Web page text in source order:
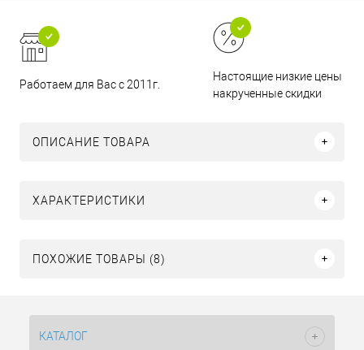
Работаем для Вас с 2011г.
Настоящие низкие цены и
накрученные скидки
ОПИСАНИЕ ТОВАРА
ХАРАКТЕРИСТИКИ
ПОХОЖИЕ ТОВАРЫ (8)
КАТАЛОГ